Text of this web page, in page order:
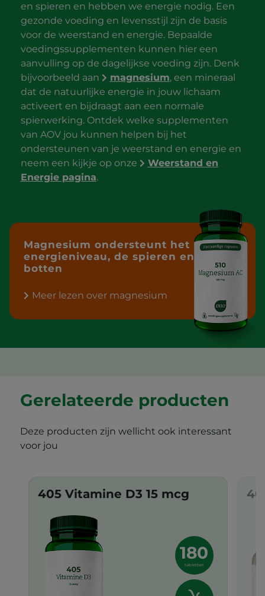
en spieren en hebben we energie nodig. Een
gezonde voeding en levensstijl zijn de basis
voor de weerstand en energie. Bepaalde
voedingssupplementen kunnen hier een
aanvulling op de dagelijkse voeding zijn. Denk
bijvoorbeeld aan
magnesium, een mineraal
dat de natuurlijke energie in jouw lichaam
activeert en bijdraagt aan een normale
spierwerking. Ontdek welke supplementen
van AOV jou kunnen helpen bij het
ondersteunen van je weerstand en energie en
neem een kijkje op onze
Weerstand en
Energie pagina.
Magnesium ondersteunt het
energieniveau, de spieren en
botten
Meer lezen over magnesium
Gerelateerde producten
Deze producten zijn wellicht ook interessant
voor jou
405 Vitamine D3 15 mcg
180
tabletten